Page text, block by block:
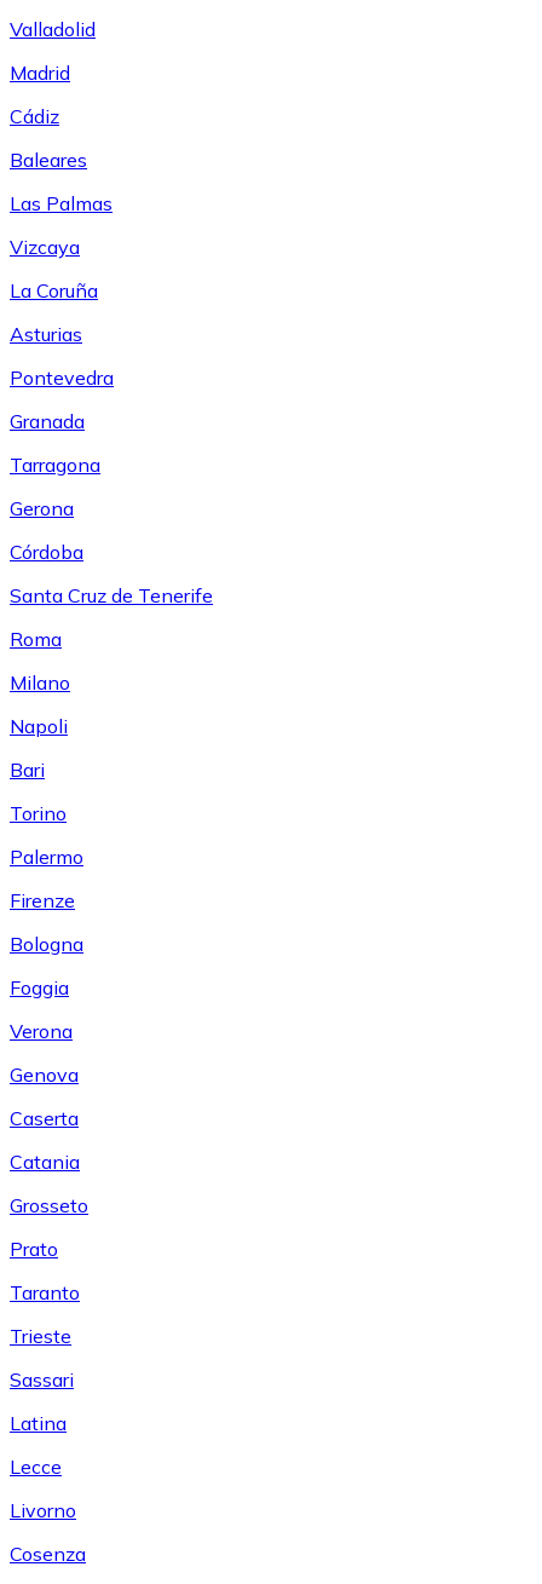
Valladolid
Madrid
Cádiz
Baleares
Las Palmas
Vizcaya
La Coruña
Asturias
Pontevedra
Granada
Tarragona
Gerona
Córdoba
Santa Cruz de Tenerife
Roma
Milano
Napoli
Bari
Torino
Palermo
Firenze
Bologna
Foggia
Verona
Genova
Caserta
Catania
Grosseto
Prato
Taranto
Trieste
Sassari
Latina
Lecce
Livorno
Cosenza